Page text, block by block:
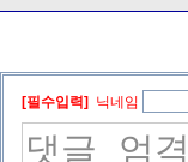
[필수입력] 닉네임